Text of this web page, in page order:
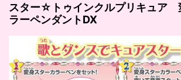
スター☆トゥインクルプリキュア
ラーペンダントDX